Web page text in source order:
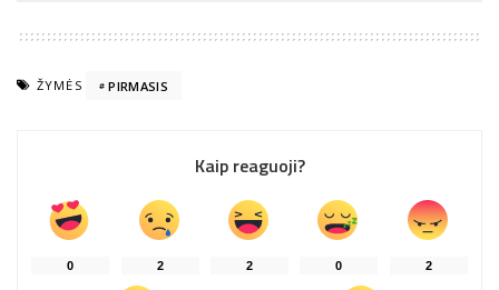
ŽYMĖS PIRMASIS
Kaip reaguoji?
0 2 2 0 2